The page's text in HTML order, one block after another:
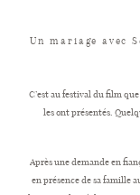
JOURNAL
VOTRE
Un mariage avec
C’est au festival du film
les ont présentés.
Après une demande en
en présence de sa famille